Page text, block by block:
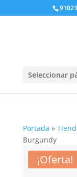
Seleccionar
Portada »
Burgundy
¡Oferta!